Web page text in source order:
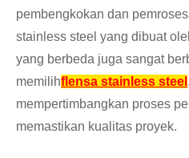
pembengkokan dan
stainless steel yang dibuat
yang berbeda juga sangat
memilihflensa stainless steel
mempertimbangkan proses
memastikan kualitas proyek.